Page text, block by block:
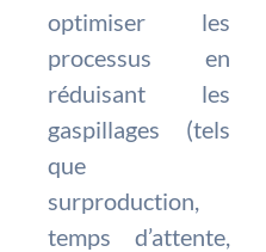
optimiser les
processus en
réduisant les
gaspillages (tels
que
surproduction,
temps d’attente,